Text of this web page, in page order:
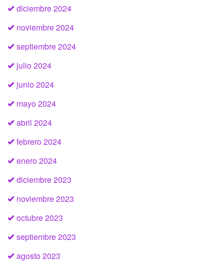
diciembre 2024
noviembre 2024
septiembre 2024
julio 2024
junio 2024
mayo 2024
abril 2024
febrero 2024
enero 2024
diciembre 2023
noviembre 2023
octubre 2023
septiembre 2023
agosto 2023